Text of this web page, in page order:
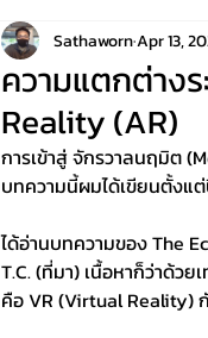
ความแตกต่าง
Reality (AR)
SathawornApr 13,
การเข้าสู่ จักรวาลนฤมิต
บทความนี้ผมได้เขียนตั้งแ
ได้อ่านบทความของ The
T.C. (ที่มา) เนื้อหาก็ว่าด้ว
คือ VR (Virtual Reality)